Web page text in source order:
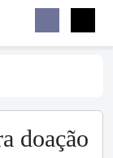
doação